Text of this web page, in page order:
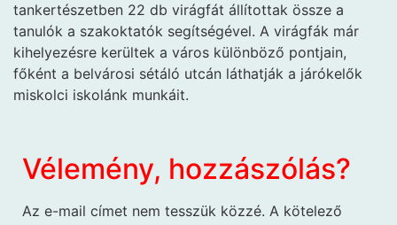
tankertészetben 22 db virágfát állítottak össze a
tanulók a szakoktatók segítségével. A virágfák már
kihelyezésre kerültek a város különböző pontjain,
főként a belvárosi sétáló utcán láthatják a járókelők
miskolci iskolánk munkáit.
Vélemény, hozzászólás?
Az e-mail címet nem tesszük közzé. A kötelező